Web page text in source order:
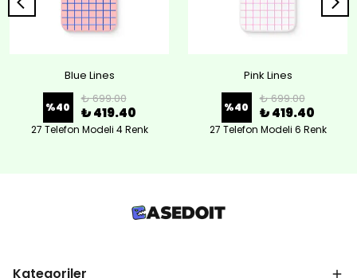
Blue Lines
%40
₺ 699.00
₺ 419.40
27 Telefon Modeli 4 Renk
Pink Lines
%40
₺ 699.00
₺ 419.40
27 Telefon Modeli 6 Renk
Kategoriler